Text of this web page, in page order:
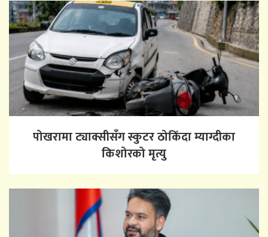
पोखरामा ट्याक्सीसँग स्कुटर ठोकिँदा म्याग्दीका
किशोरको मृत्यु